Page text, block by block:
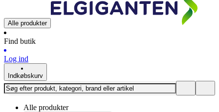
Alle produkter
Find butik
Log ind
Indkøbskurv
Alle produkter